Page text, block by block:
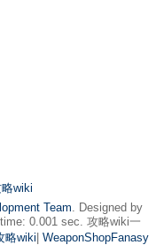
wiki
Team. Designed by
0.001 sec. 攻略wiki一
略wiki WeaponShopFanasy